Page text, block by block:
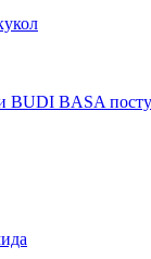
BUDI BASA